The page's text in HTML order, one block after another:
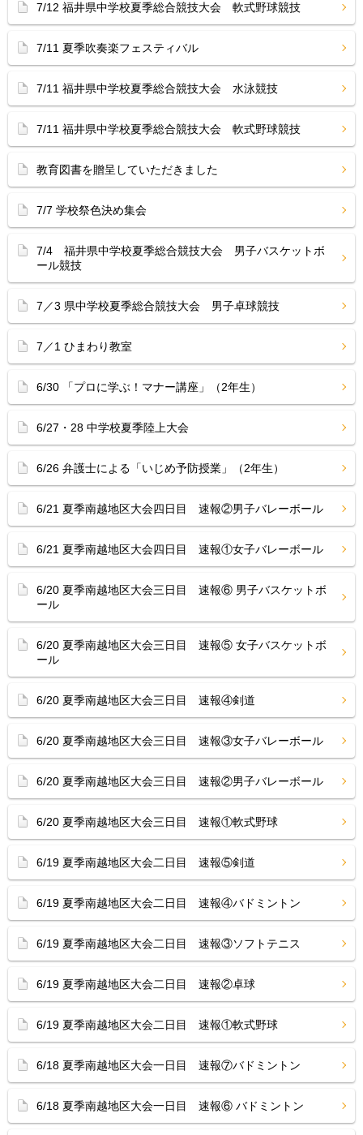
7/12 福井県中学校夏季総合競技大会 軟式野球競技
7/11 夏季吹奏楽フェスティバル
7/11 福井県中学校夏季総合競技大会 水泳競技
7/11 福井県中学校夏季総合競技大会 軟式野球競技
教育図書を贈呈していただきました
7/7 学校祭色決め集会
7/4 福井県中学校夏季総合競技大会 男子バスケットボ
ール競技
7／3 県中学校夏季総合競技大会 男子卓球競技
7／1 ひまわり教室
6/30 「プロに学ぶ！マナー講座」（2年生）
6/27・28 中学校夏季陸上大会
6/26 弁護士による「いじめ予防授業」（2年生）
6/21 夏季南越地区大会四日目 速報②男子バレーボール
6/21 夏季南越地区大会四日目 速報①女子バレーボール
6/20 夏季南越地区大会三日目 速報⑥ 男子バスケットボ
ール
6/20 夏季南越地区大会三日目 速報⑤ 女子バスケットボ
ール
6/20 夏季南越地区大会三日目 速報④剣道
6/20 夏季南越地区大会三日目 速報③女子バレーボール
6/20 夏季南越地区大会三日目 速報②男子バレーボール
6/20 夏季南越地区大会三日目 速報①軟式野球
6/19 夏季南越地区大会二日目 速報⑤剣道
6/19 夏季南越地区大会二日目 速報④バドミントン
6/19 夏季南越地区大会二日目 速報③ソフトテニス
6/19 夏季南越地区大会二日目 速報②卓球
6/19 夏季南越地区大会二日目 速報①軟式野球
6/18 夏季南越地区大会一日目 速報⑦バドミントン
6/18 夏季南越地区大会一日目 速報⑥ バドミントン